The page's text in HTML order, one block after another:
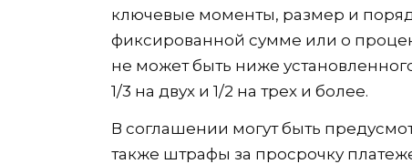
ключевые моменты, размер и
фиксированной сумме или о
не может быть ниже
1/3 на двух и 1/2 на трех и более.
В соглашении могут быть
также штрафы за просрочку